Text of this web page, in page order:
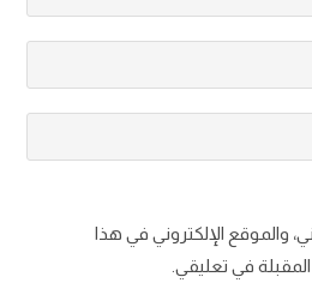
والموقع الإلكتروني في هذا
في تعليقي.